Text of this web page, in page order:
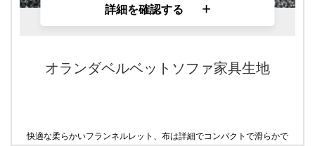
詳細を確認する +
オランダベルベットソファ家具生地
快適な柔らかいフランネルレット、布は詳細でコンパクトで滑らかで